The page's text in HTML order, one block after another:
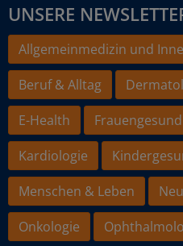
UNSERE
Allgemeinmedizin und
Beruf & Alltag
E-Health
Kardiologie
Menschen & Leben
Onkologie